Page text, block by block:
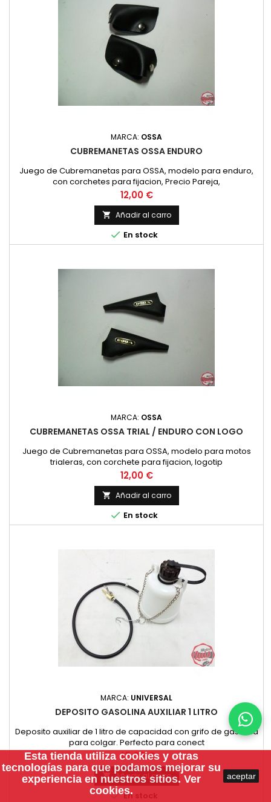
MARCA: OSSA
CUBREMANETAS OSSA ENDURO
Juego de Cubremanetas para OSSA, modelo para enduro,
con corchetes para fijacion, Precio Pareja,
Precio
12,00 €
 Añadir al carro
 En stock
MARCA: OSSA
CUBREMANETAS OSSA TRIAL / ENDURO CON LOGO
Juego de Cubremanetas para OSSA, modelo para motos
trialeras, con corchete para fijacion, logotip
Precio
12,00 €
 Añadir al carro
 En stock
MARCA: UNIVERSAL
DEPOSITO GASOLINA AUXILIAR 1 LITRO
Deposito auxiliar de 1 litro de capacidad con grifo de gasolina
para colgar. Perfecto para conect
Precio
45,00 €
 Añadir al carro
En stock
Esta tienda utiliza cookies y otras
tecnologías para que podamos mejorar su
experiencia en nuestros sitios. Ver
cookies.
aceptar